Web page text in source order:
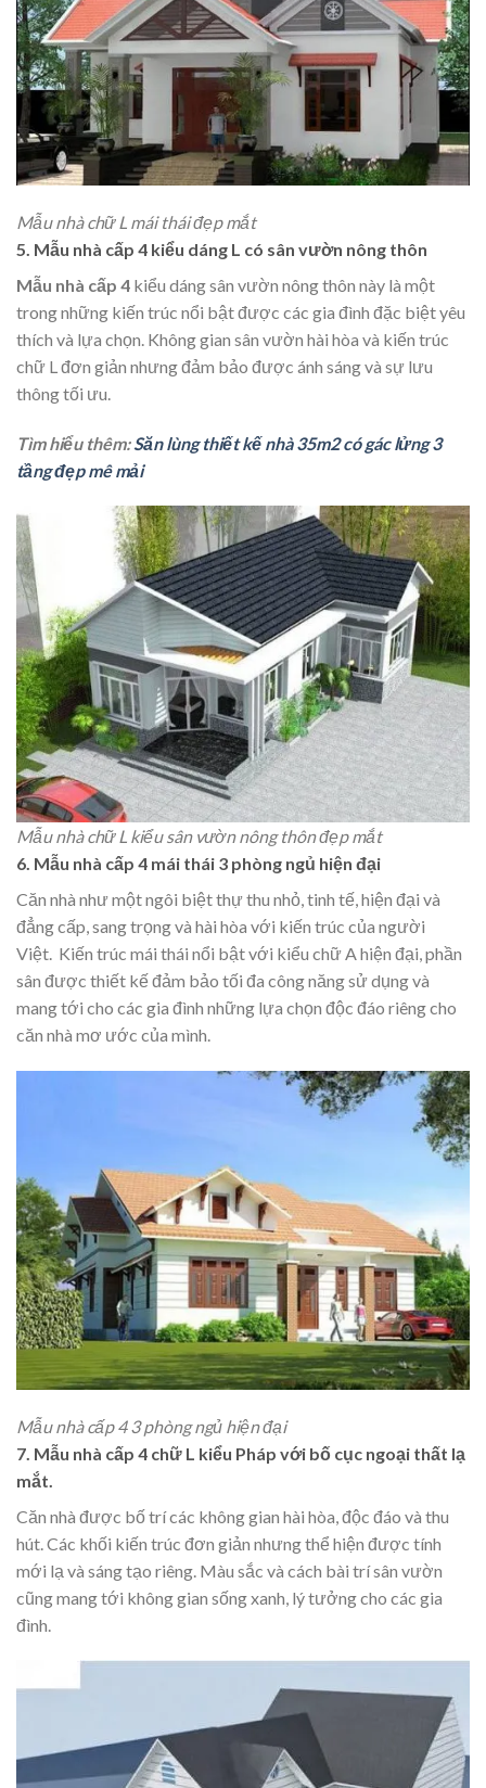
Mẫu nhà chữ L mái thái đẹp mắt
5. Mẫu nhà cấp 4 kiểu dáng L có sân vườn nông thôn
Mẫu nhà cấp 4 kiểu dáng sân vườn nông thôn này là một
trong những kiến trúc nổi bật được các gia đình đặc biệt yêu
thích và lựa chọn. Không gian sân vườn hài hòa và kiến trúc
chữ L đơn giản nhưng đảm bảo được ánh sáng và sự lưu
thông tối ưu.
Tìm hiểu thêm:Săn lùng thiết kế nhà 35m2 có gác lửng 3
tầng đẹp mê mải
Mẫu nhà chữ L kiểu sân vườn nông thôn đẹp mắt
6. Mẫu nhà cấp 4 mái thái 3 phòng ngủ hiện đại
Căn nhà như một ngôi biệt thự thu nhỏ, tinh tế, hiện đại và
đẳng cấp, sang trọng và hài hòa với kiến trúc của người
Việt. Kiến trúc mái thái nổi bật với kiểu chữ A hiện đại, phần
sân được thiết kế đảm bảo tối đa công năng sử dụng và
mang tới cho các gia đình những lựa chọn độc đáo riêng cho
căn nhà mơ ước của mình.
Mẫu nhà cấp 4 3 phòng ngủ hiện đại
7. Mẫu nhà cấp 4 chữ L kiểu Pháp với bố cục ngoại thất lạ
mắt.
Căn nhà được bố trí các không gian hài hòa, độc đáo và thu
hút. Các khối kiến trúc đơn giản nhưng thể hiện được tính
mới lạ và sáng tạo riêng. Màu sắc và cách bài trí sân vườn
cũng mang tới không gian sống xanh, lý tưởng cho các gia
đình.